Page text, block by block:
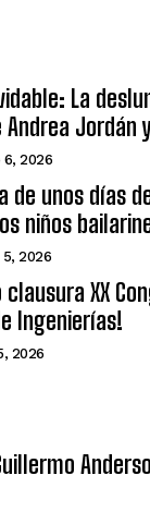
La
Jordán
6, 2026
de unos días
niños
2026
XX
Ingenierías!
2026